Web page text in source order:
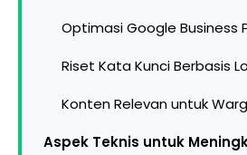
Optimasi Google Business
Riset Kata Kunci Berbasis
Konten Relevan untuk
Aspek Teknis untuk